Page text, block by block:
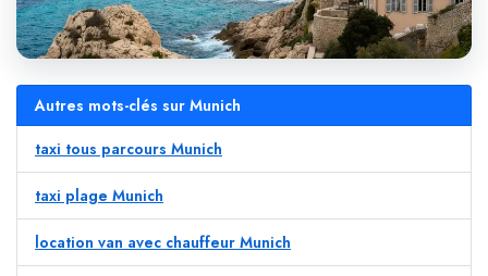
Autres mots-clés sur Munich
taxi tous parcours Munich
taxi plage Munich
location van avec chauffeur Munich